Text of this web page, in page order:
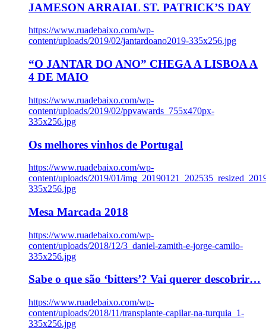
JAMESON ARRAIAL ST. PATRICK’S DAY
https://www.ruadebaixo.com/wp-
content/uploads/2019/02/jantardoano2019-335x256.jpg
“O JANTAR DO ANO” CHEGA A LISBOA A
4 DE MAIO
https://www.ruadebaixo.com/wp-
content/uploads/2019/02/ppvawards_755x470px-
335x256.jpg
Os melhores vinhos de Portugal
https://www.ruadebaixo.com/wp-
content/uploads/2019/01/
335x256.jpg
Mesa Marcada 2018
https://www.ruadebaixo.com/wp-
content/uploads/2018/12/3_daniel-zamith-e-jorge-camilo-
335x256.jpg
Sabe o que são ‘bitters’? Vai querer descobrir…
https://www.ruadebaixo.com/wp-
content/uploads/2018/11/transplante-capilar-na-turquia_1-
335x256.jpg